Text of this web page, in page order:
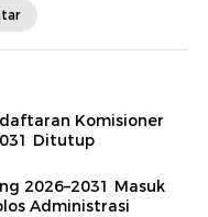
Komisioner
Ditutup
2026–2031 Masuk
Administrasi